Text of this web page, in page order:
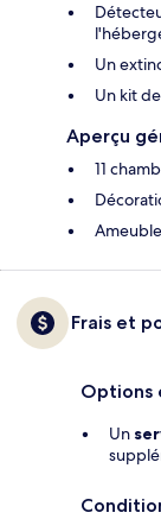
Un
Un kit
Aperçu
11
Frais et
Options
Un